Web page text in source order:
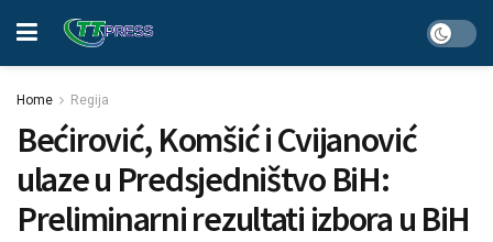
Home Regija
Bećirović, Komšić i Cvijanović
ulaze u Predsjedništvo BiH:
Preliminarni rezultati izbora u BiH